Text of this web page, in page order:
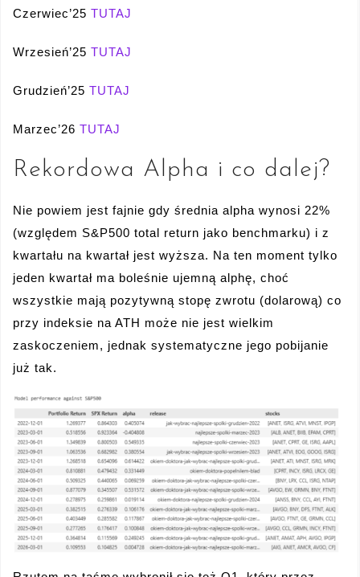
Czerwiec’25 TUTAJ
Wrzesień’25 TUTAJ
Grudzień’25 TUTAJ
Marzec’26 TUTAJ
Rekordowa Alpha i co dalej?
Nie powiem jest fajnie gdy średnia alpha wynosi 22%
(względem S&P500 total return jako benchmarku) i z
kwartału na kwartał jest wyższa. Na ten moment tylko
jeden kwartał ma boleśnie ujemną alphę, choć
wszystkie mają pozytywną stopę zwrotu (dolarową) co
przy indeksie na ATH może nie jest wielkim
zaskoczeniem, jednak systematyczne jego pobijanie
już tak.